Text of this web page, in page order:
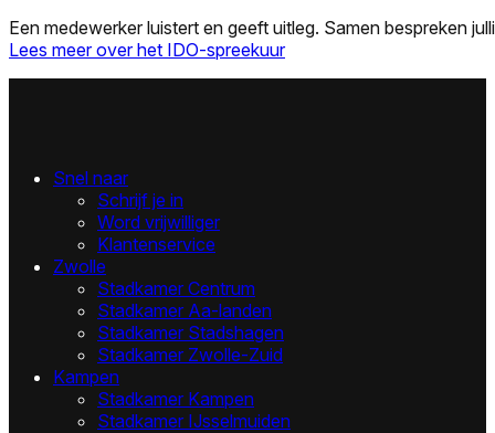
Een medewerker luistert en geeft uitleg. Samen bespreken
Lees meer over het IDO-spreekuur
Snel naar
Schrijf je in
Word vrijwilliger
Klantenservice
Zwolle
Stadkamer Centrum
Stadkamer Aa-landen
Stadkamer Stadshagen
Stadkamer Zwolle-Zuid
Kampen
Stadkamer Kampen
Stadkamer IJsselmuiden